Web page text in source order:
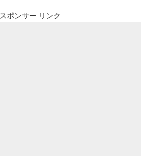
スポンサー リンク